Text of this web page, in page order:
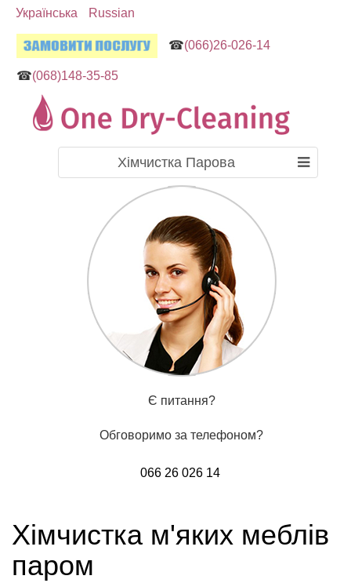
Українська Russian
☎(066)26-026-14
☎(068)148-35-85
Хімчистка Парова
Є питання?
Обговоримо за телефоном?
066 26 026 14
Хімчистка м'яких меблів
паром